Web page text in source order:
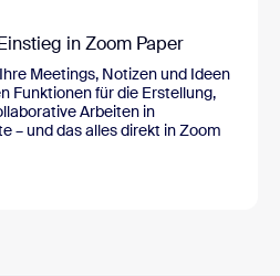
in Zoom Paper
Meetings, Notizen und Ideen
Funktionen für die Erstellung,
Arbeiten in
– und das alles direkt in Zoom